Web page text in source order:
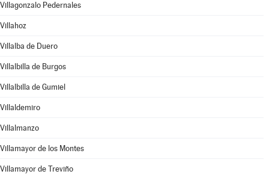
Villagonzalo Pedernales
Villahoz
Villalba de Duero
Villalbilla de Burgos
Villalbilla de Gumiel
Villaldemiro
Villalmanzo
Villamayor de los Montes
Villamayor de Treviño